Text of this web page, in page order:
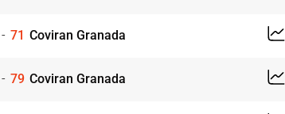
- 71 Coviran Granada
- 79 Coviran Granada